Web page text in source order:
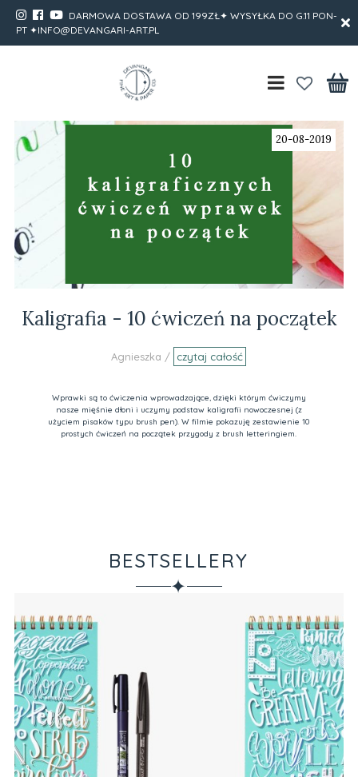
DARMOWA DOSTAWA OD 199ZŁ✦ WYSYŁKA DO G.11 PON-
PT ✦INFO@DEVANGARI-ART.PL
20-08-2019
Kaligrafia - 10 ćwiczeń na początek
Agnieszka / czytaj całość
Wprawki są to ćwiczenia wprowadzające, dzięki którym ćwiczymy
nasze mięśnie dłoni i uczymy podstaw kaligrafii nowoczesnej (z
użyciem pisaków typu brush pen). W filmie pokazuję zestawienie 10
prostych ćwiczeń na początek przygody z brush letteringiem.
BESTSELLERY
✦